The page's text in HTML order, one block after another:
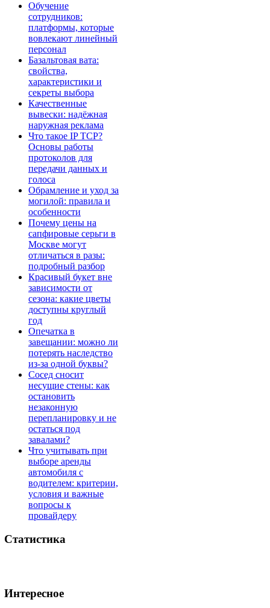
Обучение
сотрудников:
платформы, которые
вовлекают линейный
персонал
Базальтовая вата:
свойства,
характеристики и
секреты выбора
Качественные
вывески: надёжная
наружная реклама
Что такое IP TCP?
Основы работы
протоколов для
передачи данных и
голоса
Обрамление и уход за
могилой: правила и
особенности
Почему цены на
сапфировые серьги в
Москве могут
отличаться в разы:
подробный разбор
Красивый букет вне
зависимости от
сезона: какие цветы
доступны круглый
год
Опечатка в
завещании: можно ли
потерять наследство
из-за одной буквы?
Сосед сносит
несущие стены: как
остановить
незаконную
перепланировку и не
остаться под
завалами?
Что учитывать при
выборе аренды
автомобиля с
водителем: критерии,
условия и важные
вопросы к
провайдеру
Статистика
Интересное